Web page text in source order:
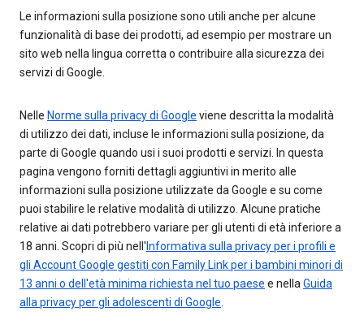
Le informazioni sulla posizione sono utili anche per alcune
funzionalità di base dei prodotti, ad esempio per mostrare un
sito web nella lingua corretta o contribuire alla sicurezza dei
servizi di Google.
Nelle Norme sulla privacy di Google viene descritta la modalità
di utilizzo dei dati, incluse le informazioni sulla posizione, da
parte di Google quando usi i suoi prodotti e servizi. In questa
pagina vengono forniti dettagli aggiuntivi in merito alle
informazioni sulla posizione utilizzate da Google e su come
puoi stabilire le relative modalità di utilizzo. Alcune pratiche
relative ai dati potrebbero variare per gli utenti di età inferiore a
18 anni. Scopri di più nell' Informativa sulla privacy per i profili e
gli Account Google gestiti con Family Link per i bambini minori di
13 anni o dell'età minima richiesta nel tuo paese e nella Guida
alla privacy per gli adolescenti di Google